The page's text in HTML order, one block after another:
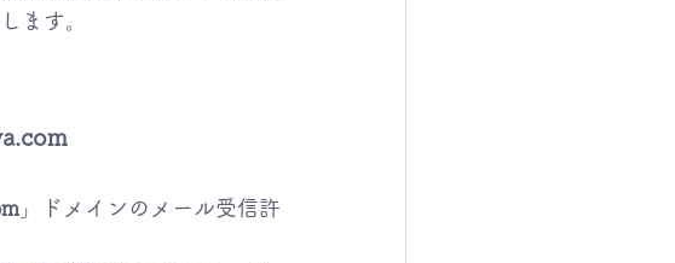
ます。
」ドメインのメール受信許